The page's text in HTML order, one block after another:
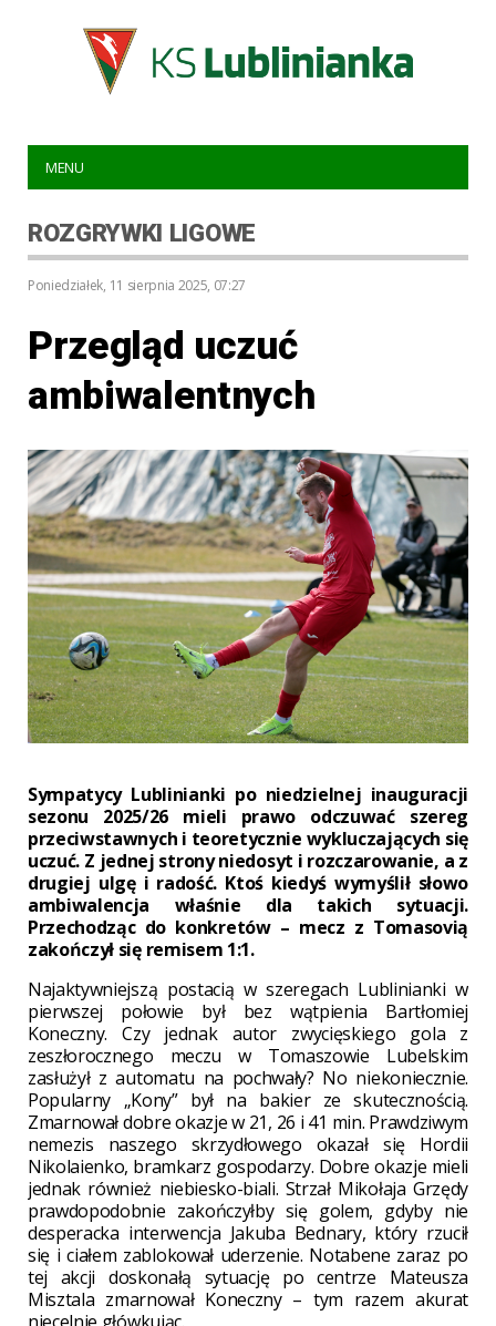
MENU
ROZGRYWKI LIGOWE
poniedziałek, 11 sierpnia 2025, 07:27
Przegląd uczuć
ambiwalentnych
Sympatycy Lublinianki po niedzielnej inauguracji
sezonu 2025/26 mieli prawo odczuwać szereg
przeciwstawnych i teoretycznie wykluczających się
uczuć. Z jednej strony niedosyt i rozczarowanie, a z
drugiej ulgę i radość. Ktoś kiedyś wymyślił słowo
ambiwalencja właśnie dla takich sytuacji.
Przechodząc do konkretów – mecz z Tomasovią
zakończył się remisem 1:1.
Najaktywniejszą postacią w szeregach Lublinianki w
pierwszej połowie był bez wątpienia Bartłomiej
Koneczny. Czy jednak autor zwycięskiego gola z
zeszłorocznego meczu w Tomaszowie Lubelskim
zasłużył z automatu na pochwały? No niekoniecznie.
Popularny „Kony” był na bakier ze skutecznością.
Zmarnował dobre okazje w 21, 26 i 41 min. Prawdziwym
nemezis naszego skrzydłowego okazał się Hordii
Nikolaienko, bramkarz gospodarzy. Dobre okazje mieli
jednak również niebiesko-biali. Strzał Mikołaja Grzędy
prawdopodobnie zakończyłby się golem, gdyby nie
desperacka interwencja Jakuba Bednary, który rzucił
się i ciałem zablokował uderzenie. Notabene zaraz po
tej akcji doskonałą sytuację po centrze Mateusza
Misztala zmarnował Koneczny – tym razem akurat